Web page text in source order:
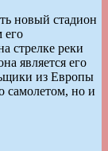
новый стадион
его
стрелке реки
является его
из Европы
самолетом, но и